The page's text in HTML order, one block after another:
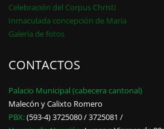
Celebración del Corpus Christi
Inmaculada concepción de María
Galería de fotos
CONTACTOS
Palacio Municipal (cabecera cantonal)
Malecón y Calixto Romero
PBX:(593-4) 3725080 / 3725081 /